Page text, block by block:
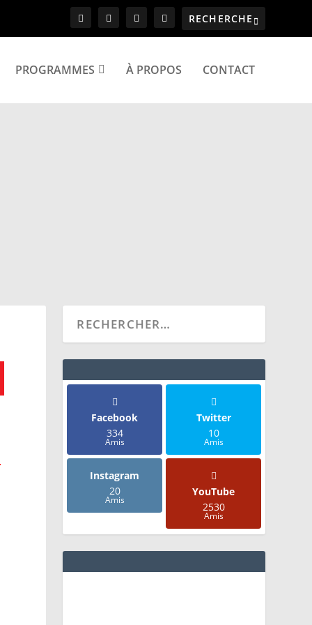
PROGRAMMES À PROPOS CONTACT
Facebook
334
Amis
Twitter
10
Amis
Instagram
20
Amis
YouTube
2530
Amis